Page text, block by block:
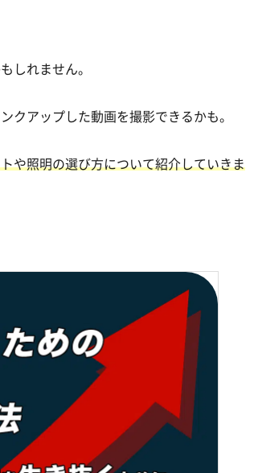
しれません。
クアップした動画を撮影できるかも。
や照明の選び方について紹介していきま